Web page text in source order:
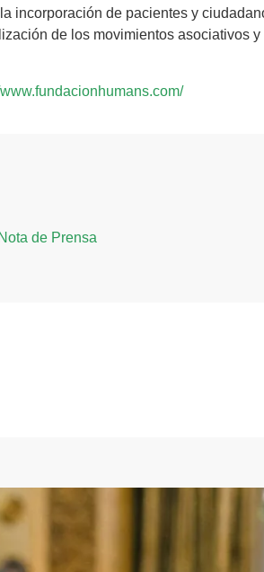
incorporación de pacientes y
de los movimientos asociativos
de Prensa